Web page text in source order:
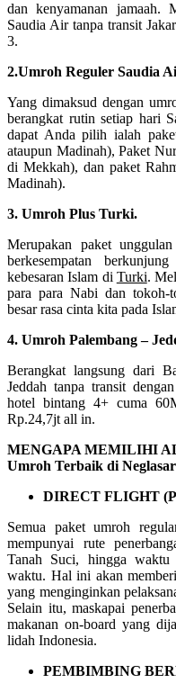
dan kenyamanan jamaah.
Saudia Air tanpa transit
3.
2.Umroh Reguler Saudia
Yang dimaksud dengan
berangkat rutin setiap hari
dapat Anda pilih ialah
ataupun Madinah), Paket
di Mekkah), dan paket
Madinah).
3. Umroh Plus Turki.
Merupakan paket
berkesempatan
kebesaran Islam di Turki.
para para Nabi dan tokoh-
besar rasa cinta kita pada
4. Umroh Palembang –
Berangkat langsung dari
Jeddah tanpa transit
hotel bintang 4+ cuma
Rp.24,7jt all in.
MENGAPA MEMILIHI
Umroh Terbaik di
DIRECT FLIGHT
Semua paket umroh
mempunyai rute
Tanah Suci, hingga
waktu. Hal ini akan
yang menginginkan
Selain itu, maskapai
makanan on-board yang
lidah Indonesia.
PEMBIMBING